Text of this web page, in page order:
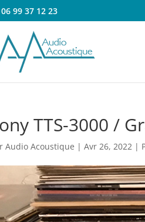
06 99 37 12 23
TTS-3000 /
Audio Acoustique |Avr 26, 2022 |